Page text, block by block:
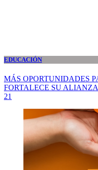
EDUCACIÓN
MÁS OPORTUNIDADES
FORTALECE SU
21